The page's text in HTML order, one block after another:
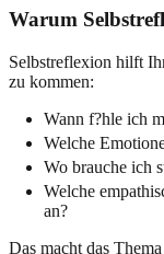
Warum
Selbstreflexion hilft
zu kommen:
Wann f?hle ich
Welche
Wo brauche ich
Welche
an?
Das macht das